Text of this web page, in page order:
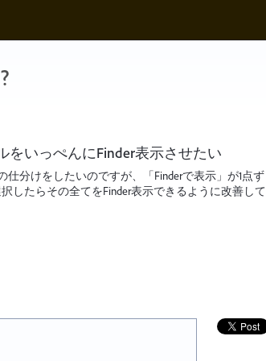
をいっぺんにFinder表示させたい
分けをしたいのですが、「Finderで表示」が1点ず
したらその全てをFinder表示できるように改善して